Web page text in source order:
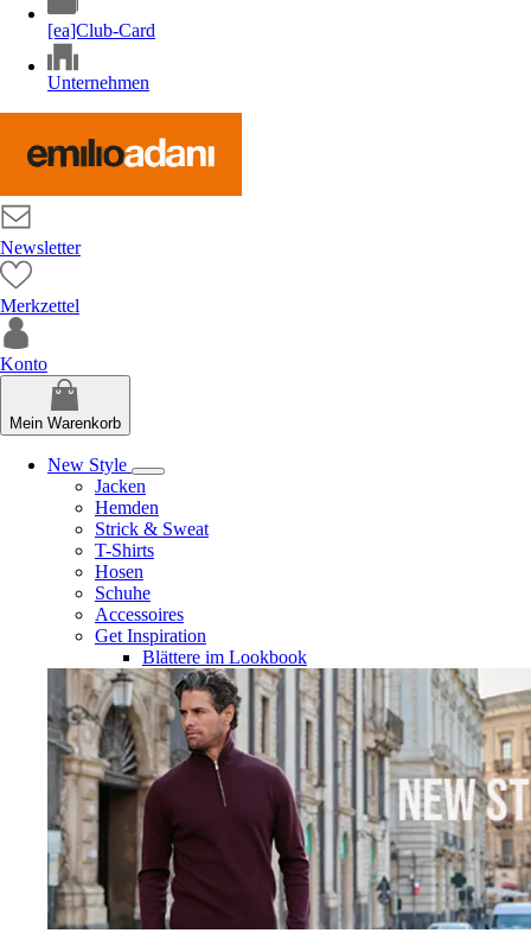
[ea]Club-Card
Unternehmen
Newsletter
Merkzettel
Konto
Mein Warenkorb
New Style
Jacken
Hemden
Strick & Sweat
T-Shirts
Hosen
Schuhe
Accessoires
Get Inspiration
Blättere im Lookbook